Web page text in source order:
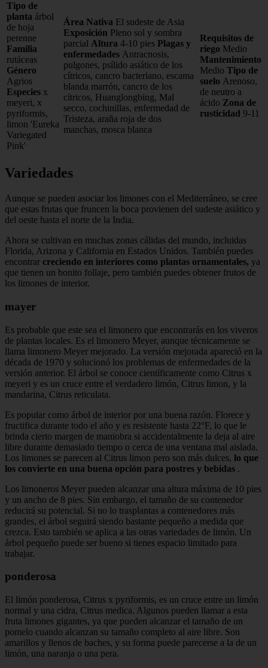
Tipo de
planta árbol
de hoja
perenne
Familia
rutáceas
Género
Agrios
Especies x
meyeri, x
pyriformis,
limon 'Eureka
Variegated
Pink'
Área Nativa El sudeste de Asia
Exposición Pleno sol y sombra
parcial Altura 4-10 pies Plagas y
enfermedades Antracnosis,
pulgones, psílido asiático de los
cítricos, cancro bacteriano, escama
blanda marrón, cancro de los
cítricos, Huanglongbing, Mal
secco, cochinillas, enfermedad de
Tristeza, araña roja de dos
manchas, mosca blanca
Requisitos de
riego Medio
Mantenimiento
Medio Tipo de
suelo Arenoso,
de neutro a
ácido Zona de
rusticidad 9-11
Variedades
Aunque se pueden asociar los limones con el Mediterráneo, se cree
que estas frutas que fruncen la boca provienen del sudeste asiático y
del oeste hasta el norte de la India.
Ahora se cultivan en muchas zonas cálidas del mundo, incluidas
Florida, Arizona y California en Estados Unidos. También puedes
encontrar creciendo en interiores como plantas ornamentales, ya
que tienen un bonito follaje, pero también puedes obtener frutos de
los limones de interior.
mayer
Es probable que este sea el limonero que encontrarás en los viveros
de plantas locales. Es el limonero Meyer, aunque técnicamente se
llama limonero Meyer mejorado. La versión mejorada apareció en la
década de 1970 y solucionó los problemas de enfermedades de la
versión anterior. El árbol se conoce científicamente como Citrus x
meyeri y es un cruce entre el verdadero limón, Citrus limon, y la
mandarina, Citrus reticulata.
Es popular como árbol de interior por una buena razón. Florece y
fructifica durante todo el año y es resistente hasta 22°F, lo que le
brinda cierto margen de maniobra si accidentalmente la deja al aire
libre durante demasiado tiempo o cerca de una ventana mal aislada.
Los limones se parecen al Citrus limon pero son más dulces, lo que
los convierte en una buena opción para postres y bebidas .
Los limoneros Meyer pueden alcanzar una altura máxima de 10 pies
y un ancho de 8 pies. Sin embargo, el tamaño de su contenedor
reducirá su potencial. Si no lo trasplantas a contenedores más
grandes, el árbol seguirá siendo bastante pequeño a medida que
crezca. Esto también se aplica a las otras variedades de limón. Un
árbol pequeño puede ser bueno si tienes espacio limitado para
trabajar.
ponderosa
El limón ponderosa, Citrus x pyriformis, es un cruce entre un limón
normal y una cidra, Citrus medica. Algunos pueden llamar a esta
fruta limones gigantes, ya que pueden alcanzar el tamaño de un
pomelo cuando alcanzan su tamaño completo al aire libre. Son
amarillos y llenos de baches, y su forma puede parecerse a la de un
limón, una naranja o una pera.